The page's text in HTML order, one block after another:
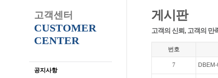
고객센터
CUSTOMER
CENTER
공지사항
게시판
고객의 신뢰, 고객의 만
번호
7